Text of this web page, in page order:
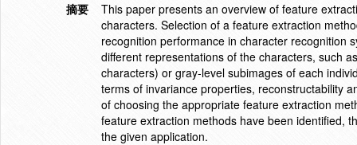
摘要
This paper presents an overview of feature
characters. Selection of a feature extraction
recognition performance in character recognition
different representations of the characters, such
characters) or gray-level subimages of each
terms of invariance properties, reconstructability
of choosing the appropriate feature extraction
feature extraction methods have been identified,
the given application.